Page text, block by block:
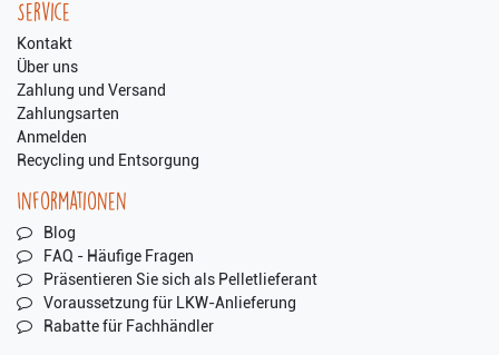
Service
Kontakt
Über uns
Zahlung und Versand
Zahlungsarten
Anmelden
Recycling und Entsorgung
Informationen
Blog
FAQ - Häufige Fragen
Präsentieren Sie sich als Pelletlieferant
Voraussetzung für LKW-Anlieferung
Rabatte für Fachhändler